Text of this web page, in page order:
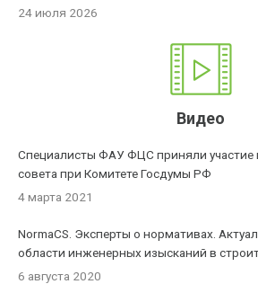
24 июля 2026
Видео
Специалисты ФАУ ФЦС приняли участие
совета при Комитете Госдумы РФ
4 марта 2021
NormaCS. Эксперты о нормативах.
области инженерных изысканий в
6 августа 2020